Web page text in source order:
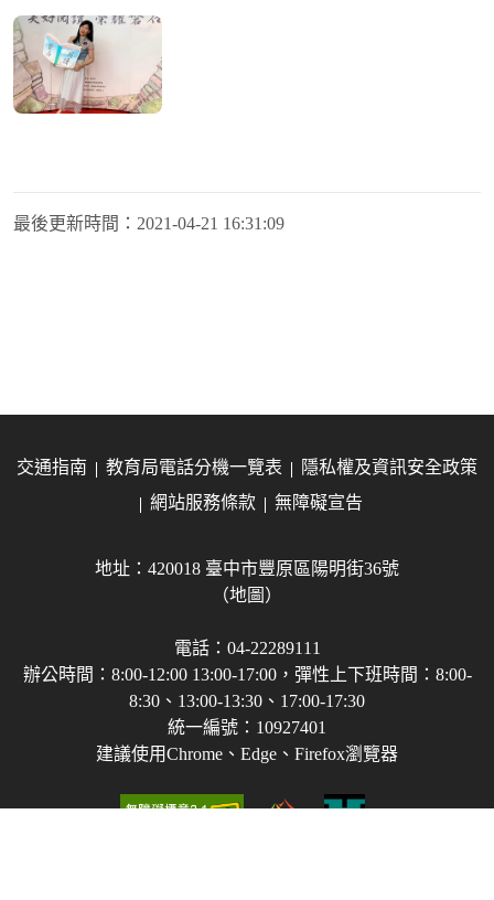
最後更新時間： 2021-04-21 16:31:09
交通指南 教育局電話分機一覽表
隱私權及資訊安全政策
網站服務條款
無障礙宣告
地址：420018 臺中市豐原區陽明街36號
（地圖）
電話：04-22289111
辦公時間：8:00-12:00 13:00-17:00，彈性上下班時間：8:00-
8:30、13:00-13:30、17:00-17:30
統一編號：10927401
建議使用Chrome、Edge、Firefox瀏覽器